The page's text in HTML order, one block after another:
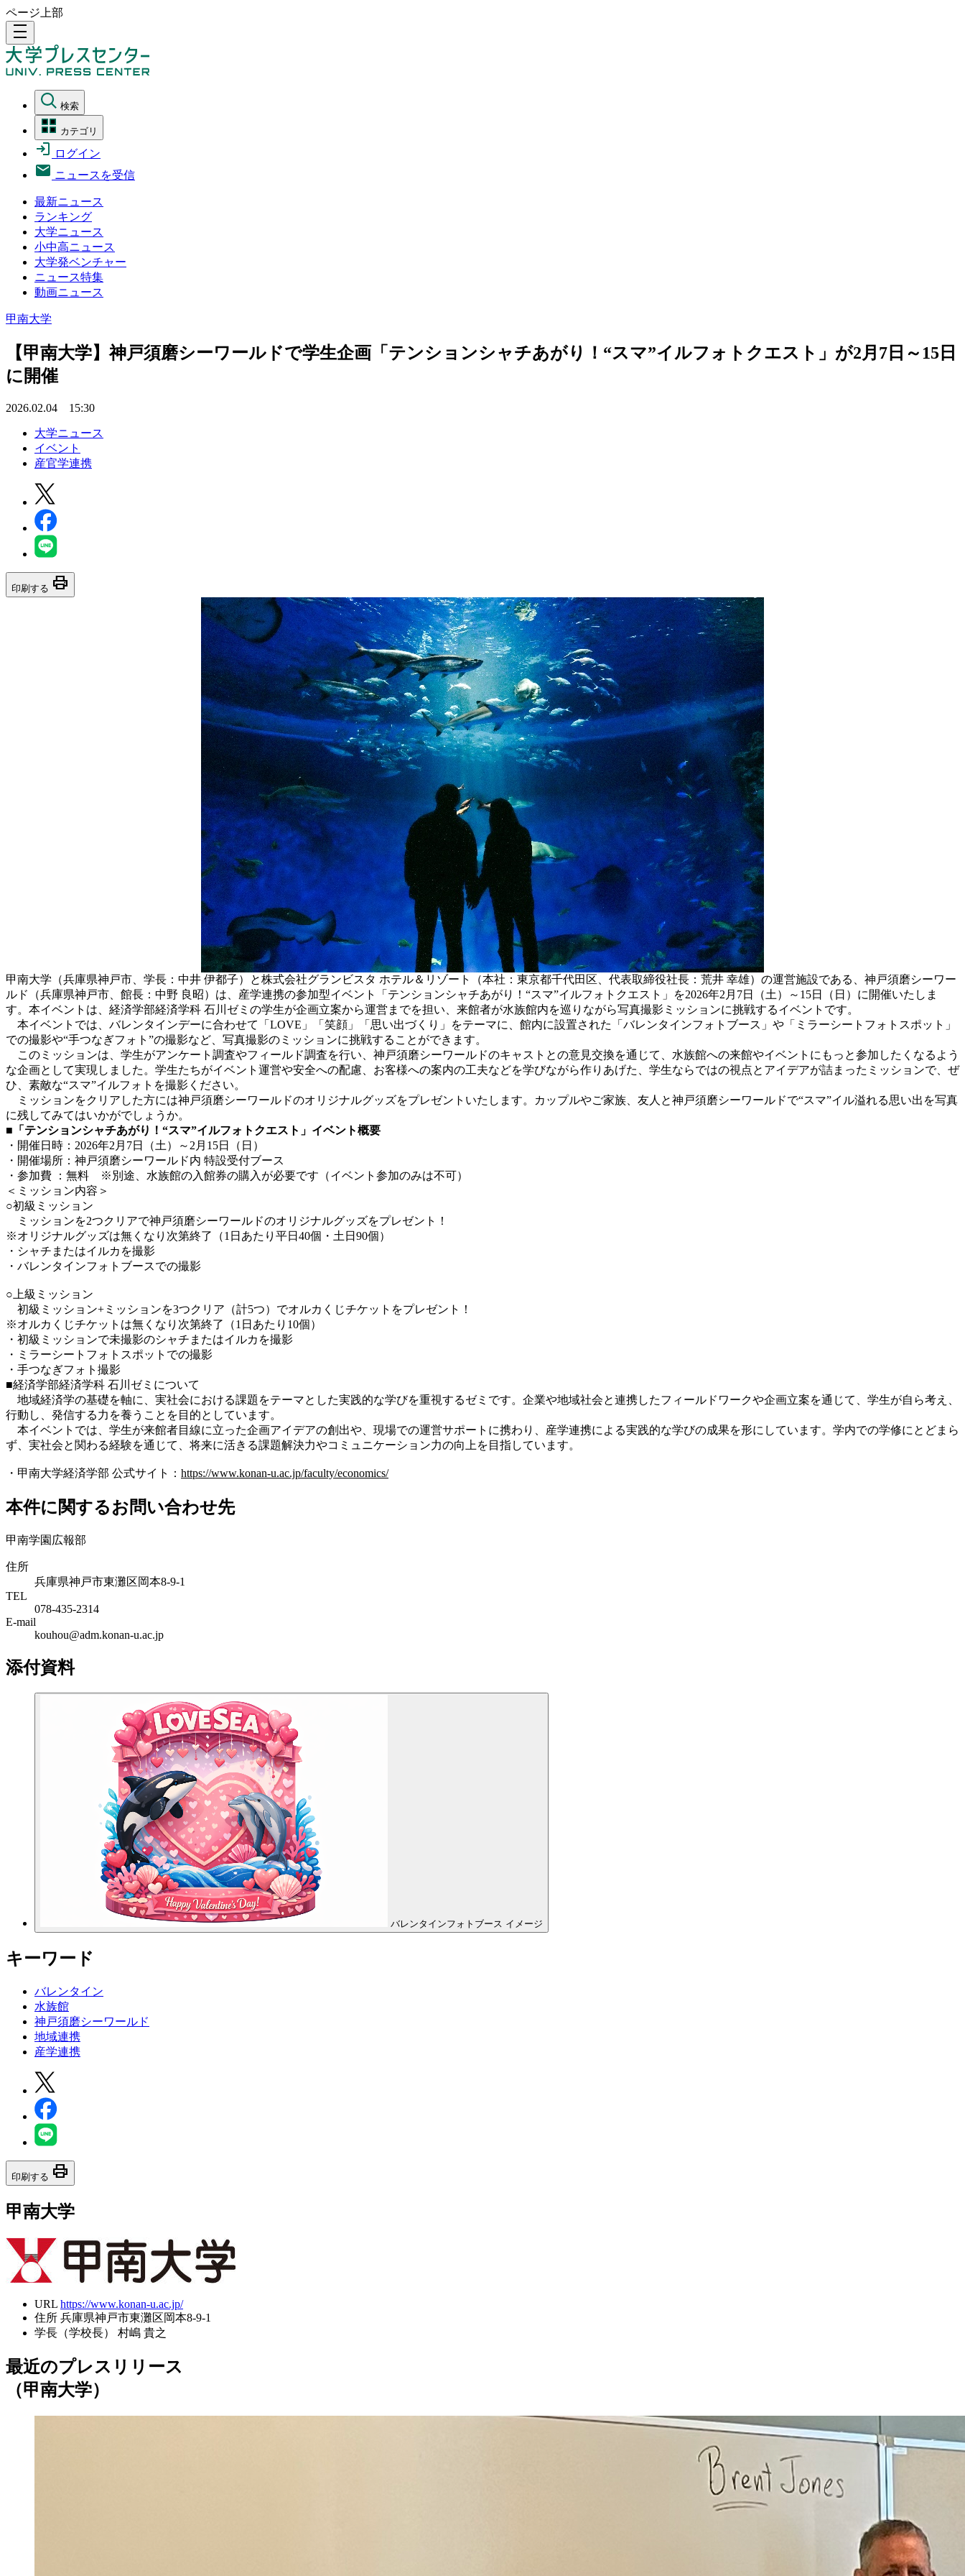
ページ上部
density_medium
検索
カテゴリ
ログイン
ニュースを受信
最新ニュース
ランキング
大学ニュース
小中高ニュース
大学発ベンチャー
ニュース特集
動画ニュース
甲南大学
【甲南大学】神戸須磨シーワールドで学生企画「テンションシャチあがり！“スマ”イルフォトクエスト」が2月7日～15日
に開催
2026.02.04 15:30
大学ニュース
イベント
産官学連携
印刷する print
甲南大学（兵庫県神戸市、学長：中井 伊都子）と株式会社グランビスタ ホテル＆リゾート（本社：東京都千代田区、代表取締役社長：荒井 幸雄）の運営施設である、神戸須磨シーワー
ルド（兵庫県神戸市、館長：中野 良昭）は、産学連携の参加型イベント「テンションシャチあがり！“スマ”イルフォトクエスト」を2026年2月7日（土）～15日（日）に開催いたしま
す。本イベントは、経済学部経済学科 石川ゼミの学生が企画立案から運営までを担い、来館者が水族館内を巡りながら写真撮影ミッションに挑戦するイベントです。
本イベントでは、バレンタインデーに合わせて「LOVE」「笑顔」「思い出づくり」をテーマに、館内に設置された「バレンタインフォトブース」や「ミラーシートフォトスポット」
での撮影や“手つなぎフォト”の撮影など、写真撮影のミッションに挑戦することができます。
このミッションは、学生がアンケート調査やフィールド調査を行い、神戸須磨シーワールドのキャストとの意見交換を通じて、水族館への来館やイベントにもっと参加したくなるよう
な企画として実現しました。学生たちがイベント運営や安全への配慮、お客様への案内の工夫などを学びながら作りあげた、学生ならではの視点とアイデアが詰まったミッションで、ぜ
ひ、素敵な“スマ”イルフォトを撮影ください。
ミッションをクリアした方には神戸須磨シーワールドのオリジナルグッズをプレゼントいたします。カップルやご家族、友人と神戸須磨シーワールドで“スマ”イル溢れる思い出を写真
に残してみてはいかがでしょうか。
■ 「テンションシャチあがり！“スマ”イルフォトクエスト」イベント概要
・開催日時：2026年2月7日（土）～2月15日（日）
・開催場所：神戸須磨シーワールド内 特設受付ブース
・参加費 ：無料 ※別途、水族館の入館券の購入が必要です（イベント参加のみは不可）
＜ミッション内容＞
○初級ミッション
ミッションを2つクリアで神戸須磨シーワールドのオリジナルグッズをプレゼント！
※オリジナルグッズは無くなり次第終了（1日あたり平日40個・土日90個）
・シャチまたはイルカを撮影
・バレンタインフォトブースでの撮影
○上級ミッション
初級ミッション+ミッションを3つクリア（計5つ）でオルカくじチケットをプレゼント！
※オルカくじチケットは無くなり次第終了（1日あたり10個）
・初級ミッションで未撮影のシャチまたはイルカを撮影
・ミラーシートフォトスポットでの撮影
・手つなぎフォト撮影
■経済学部経済学科 石川ゼミについて
地域経済学の基礎を軸に、実社会における課題をテーマとした実践的な学びを重視するゼミです。企業や地域社会と連携したフィールドワークや企画立案を通じて、学生が自ら考え、
行動し、発信する力を養うことを目的としています。
本イベントでは、学生が来館者目線に立った企画アイデアの創出や、現場での運営サポートに携わり、産学連携による実践的な学びの成果を形にしています。学内での学修にとどまら
ず、実社会と関わる経験を通じて、将来に活きる課題解決力やコミュニケーション力の向上を目指しています。
・甲南大学経済学部 公式サイト： https://www.konan-u.ac.jp/faculty/economics/
本件に関するお問い合わせ先
甲南学園広報部
住所
兵庫県神戸市東灘区岡本8-9-1
TEL
078-435-2314
E-mail
kouhou@adm.konan-u.ac.jp
添付資料
バレンタインフォトブース イメージ
キーワード
バレンタイン
水族館
神戸須磨シーワールド
地域連携
産学連携
印刷する print
甲南大学
URL https://www.konan-u.ac.jp/
住所 兵庫県神戸市東灘区岡本8-9-1
学長（学校長）
村嶋 貴之
最近のプレスリリース
（甲南大学）